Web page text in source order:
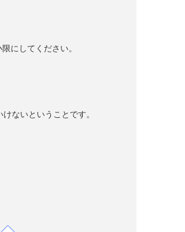
にしてください。
ないということです。